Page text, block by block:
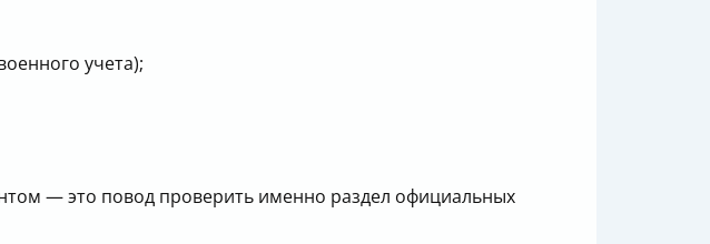
учета);
— это повод проверить именно раздел официальных